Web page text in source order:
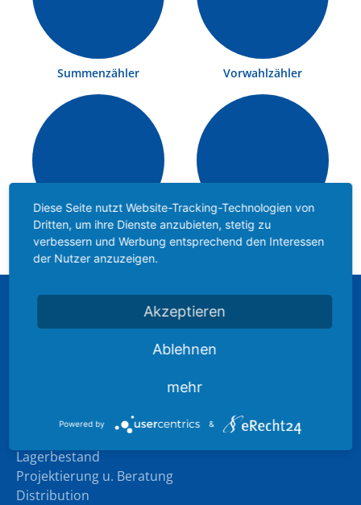
Summenzähler Vorwahlzähler
Multifunktionszähler Zeitzähler
Lagerbestand
Projektierung u. Beratung
Distribution
Diese Seite nutzt Website-Tracking-Technologien von
Dritten, um ihre Dienste anzubieten, stetig zu
verbessern und Werbung entsprechend den Interessen
der Nutzer anzuzeigen.
Akzeptieren
Ablehnen
mehr
Powered by &